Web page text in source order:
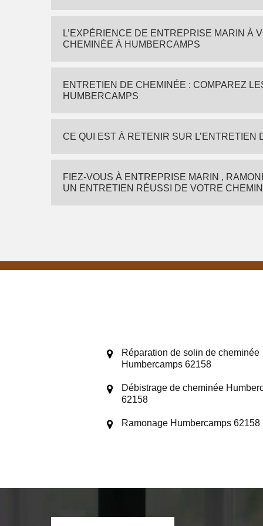
L’EXPÉRIENCE DE ENTREPRISE MARIN À
CHEMINÉE À HUMBERCAMPS
ENTRETIEN DE CHEMINÉE : COMPAREZ
HUMBERCAMPS
CE QUI EST À RETENIR SUR
FIEZ-VOUS À ENTREPRISE MARIN ,
UN ENTRETIEN RÉUSSI DE VOTRE
Réparation de solin de cheminée
Humbercamps 62158
Débistrage de cheminée
62158
Ramonage Humbercamps 62158